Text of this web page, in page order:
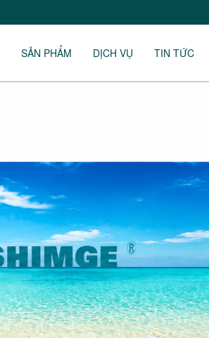
SẢN PHẨM DỊCH VỤ TIN TỨC